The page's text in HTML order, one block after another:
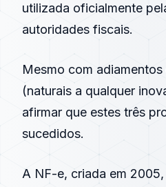
utilizada oficialmente
autoridades fiscais.
Mesmo com
(naturais a qualquer
afirmar que estes três
sucedidos.
A NF-e, criada em 2005